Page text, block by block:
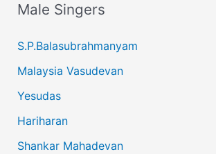
Male Singers
S.P.Balasubrahmanyam
Malaysia Vasudevan
Yesudas
Hariharan
Shankar Mahadevan